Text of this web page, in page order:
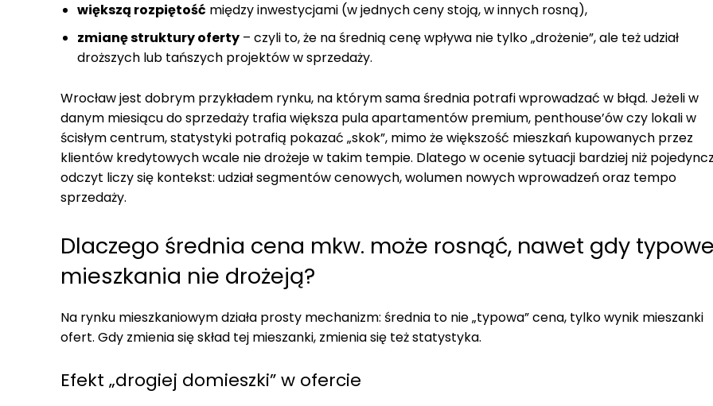
większą rozpiętość między inwestycjami (w jednych ceny stoją, w innych rosną),
zmianę struktury oferty – czyli to, że na średnią cenę wpływa nie tylko „drożenie”, ale też udział
droższych lub tańszych projektów w sprzedaży.
Wrocław jest dobrym przykładem rynku, na którym sama średnia potrafi wprowadzać w błąd. Jeżeli w
danym miesiącu do sprzedaży trafia większa pula apartamentów premium, penthouse’ów czy lokali w
ścisłym centrum, statystyki potrafią pokazać „skok”, mimo że większość mieszkań kupowanych przez
klientów kredytowych wcale nie drożeje w takim tempie. Dlatego w ocenie sytuacji bardziej niż
odczyt liczy się kontekst: udział segmentów cenowych, wolumen nowych wprowadzeń oraz tempo
sprzedaży.
Dlaczego średnia cena mkw. może rosnąć, nawet gdy typowe
mieszkania nie drożeją?
Na rynku mieszkaniowym działa prosty mechanizm: średnia to nie „typowa” cena, tylko wynik mieszanki
ofert. Gdy zmienia się skład tej mieszanki, zmienia się też statystyka.
Efekt „drogiej domieszki” w ofercie